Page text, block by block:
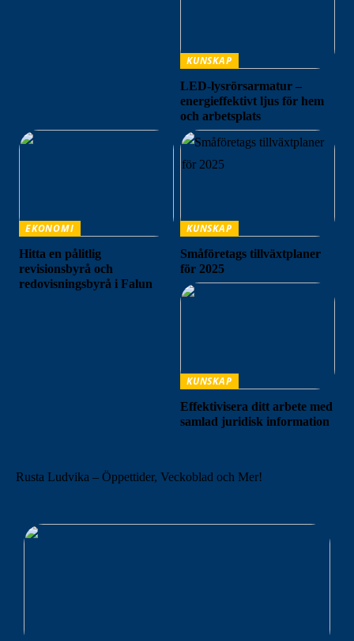
KUNSKAP
LED-lysrörsarmatur –
energieffektivt ljus för hem
och arbetsplats
EKONOMI
Hitta en pålitlig
revisionsbyrå och
redovisningsbyrå i Falun
KUNSKAP
Småföretags tillväxtplaner
för 2025
KUNSKAP
Effektivisera ditt arbete med
samlad juridisk information
Rusta Ludvika – Öppettider, Veckoblad och Mer!